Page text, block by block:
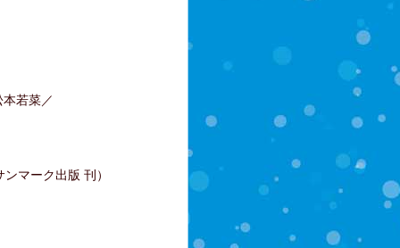
若菜／
マーク出版 刊）